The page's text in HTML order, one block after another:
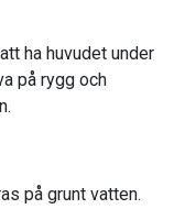
ha huvudet under
på rygg och
på grunt vatten.